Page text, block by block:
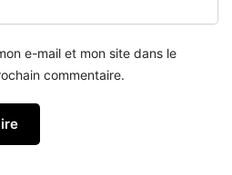
e-mail et mon site dans le
commentaire.